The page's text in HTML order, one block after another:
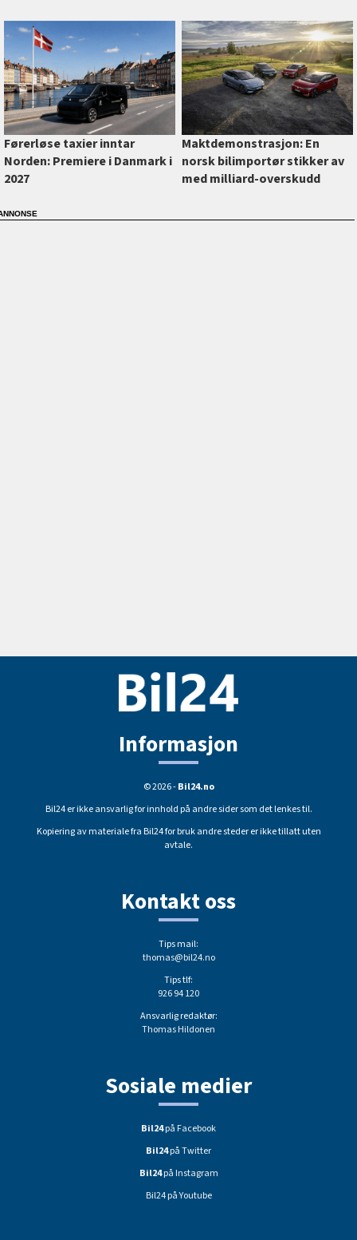
Førerløse taxier inntar
Norden: Premiere i Danmark i
2027
Maktdemonstrasjon: En
norsk bilimportør stikker av
med milliard-overskudd
Informasjon
© 2026 -Bil24.no
Bil24 er ikke ansvarlig for innhold på andre sider som det lenkes til.
Kopiering av materiale fra Bil24 for bruk andre steder er ikke tillatt uten
avtale.
Kontakt oss
Tips mail:
thomas@bil24.no
Tips tlf:
926 94 120
Ansvarlig redaktør:
Thomas Hildonen
Sosiale medier
Bil24på Facebook
Bil24på Twitter
Bil24på Instagram
Bil24 på Youtube